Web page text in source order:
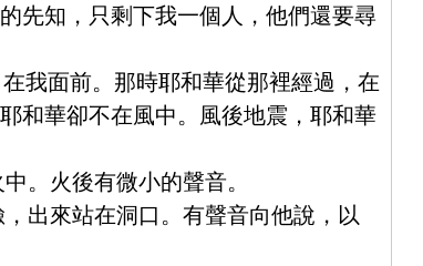
先知，只剩下我一個人，他們還要尋
我面前。那時耶和華從那裡經過，在
和華卻不在風中。風後地震，耶和華
。火後有微小的聲音。
出來站在洞口。有聲音向他說，以